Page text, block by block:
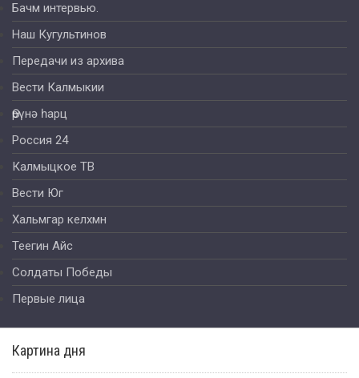
Бачм интервью.
Наш Кугультинов
Передачи из архива
Вести Калмыкии
Өрүнә һарц
Россия 24
Калмыцкое ТВ
Вести Юг
Хальмгар келхмн
Теегин Айс
Солдаты Победы
Первые лица
Картина дня